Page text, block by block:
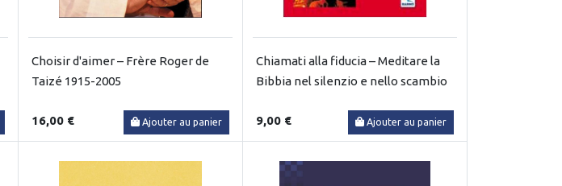
Choisir d'aimer – Frère Roger de
Taizé 1915-2005
16,00 € Ajouter au panier
Chiamati alla fiducia – Meditare la
Bibbia nel silenzio e nello scambio
9,00 € Ajouter au panier